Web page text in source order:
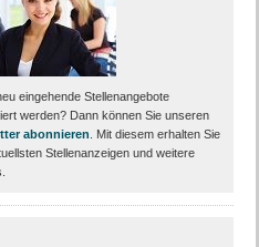
eingehende Stellenangebote
werden? Dann können Sie unseren
abonnieren . Mit diesem erhalten Sie
Stellenanzeigen und weitere